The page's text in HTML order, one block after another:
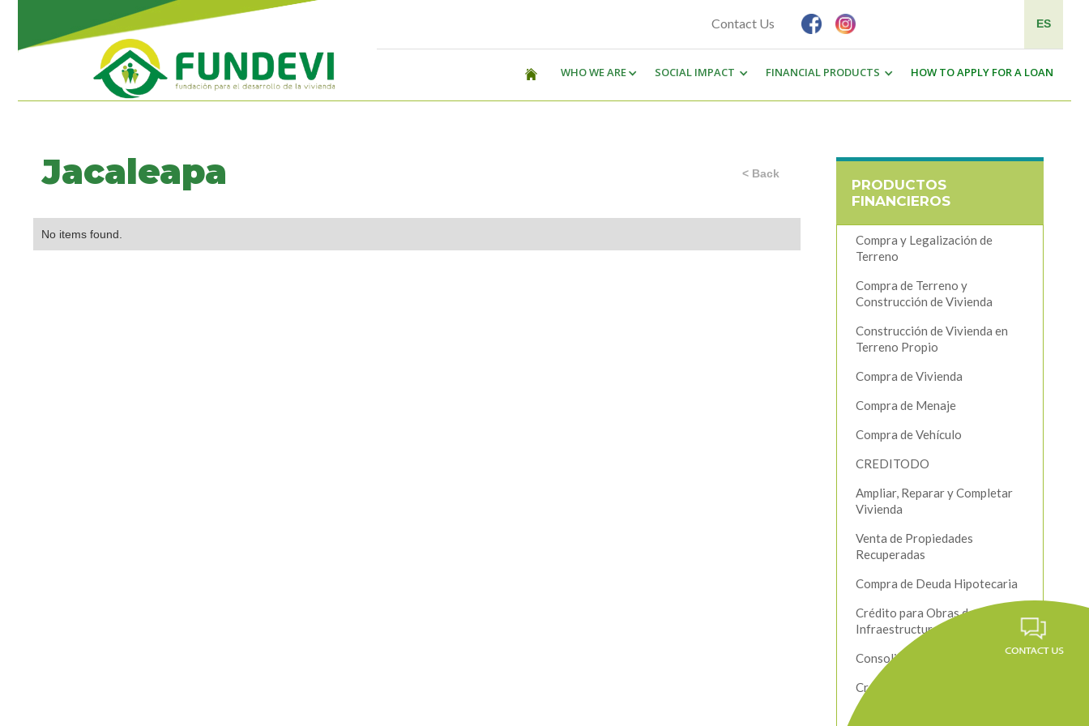
Contact Us ES
WHO WE ARE SOCIAL IMPACT FINANCIAL PRODUCTS HOW TO APPLY FOR A LOAN
Jacaleapa < Back
No items found.
PRODUCTOS
FINANCIEROS
Compra y Legalización de
Terreno
Compra de Terreno y
Construcción de Vivienda
Construcción de Vivienda en
Terreno Propio
Compra de Vivienda
Compra de Menaje
Compra de Vehículo
CREDITODO
Ampliar, Reparar y Completar
Vivienda
Venta de Propiedades
Recuperadas
Compra de Deuda Hipotecaria
Crédito para Obras de
Infraestructura
Consolidación de Deudas
Crédito Productivo